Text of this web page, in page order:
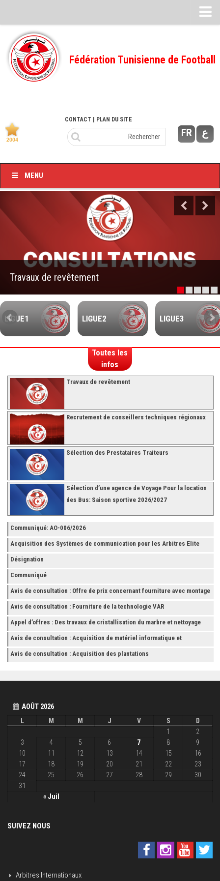
Feuille de match
FMI – 2022/2023
Ligue I – 2022/2023
Ligue I – 2020/2021
Ligue I – 2019/2020
Feuilles de match 2018/2019
Feuille de match 2017/2018
–Ligue I–
–Ligue II–
Feuille de match 2016/2017
-Ligue I-
-Ligue II-
Fédération Tunisienne de Football
FR ع
CONTACT | PLAN DU SITE
MENU
Travaux de revêtement
LIGUE1 LIGUE2 LIGUE3
Toutes les
infos
Travaux de revêtement
Recrutement de conseillers techniques régionaux
Sélection des Prestataires Traiteurs
Sélection d’une agence de Voyage Pour la location
des Bus: Saison sportive 2026/2027
Communiqué: AO-006/2026
Acquisition des Systèmes de communication pour les Arbitres Elite
Désignation
Communiqué
Avis de consultation : Offre de prix concernant fourniture avec montage
et finition de RAYONNAGES pour la Fédération Tunisienne de Football
Avis de consultation : Fourniture de la technologie VAR
Appel d’offres : Des travaux de cristallisation du marbre et nettoyage
des grès
Avis de consultation : Acquisition de matériel informatique et
Accessoires
Avis de consultation : Acquisition des plantations
AOÛT 2026
L
M M J V S D
« Juil
1
2
3
4 5 6 7 8
9
10
11 12 13 14 15
16
17
18 19 20 21 22
23
24
25 26 27 28 29
30
31
SUIVEZ NOUS
Arbitres Internationaux